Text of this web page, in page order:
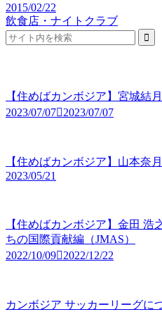
2015/02/22
飲食店・ナイトクラブ
【住めばカンボジア】宮城結
2023/07/07 2023/07/07
【住めばカンボジア】山本奈
2023/05/21
【住めばカンボジア】金田 浩
ちの国際貢献編（JMAS）
2022/10/09 2022/12/22
カンボジア サッカーリーグに